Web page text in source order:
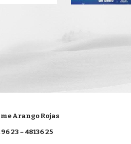
Arango Rojas
23 – 48136 25